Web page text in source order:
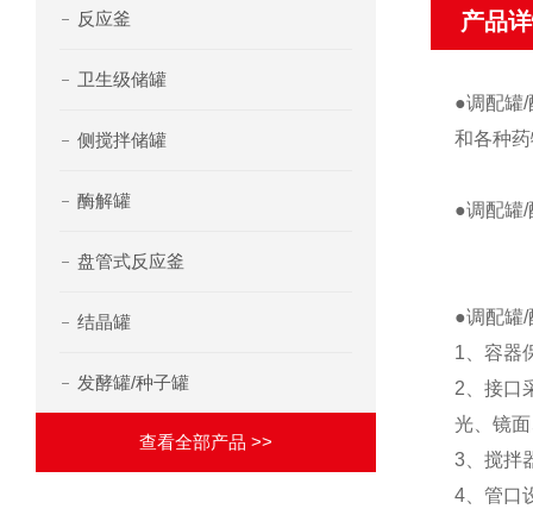
反应釜
卫生级储罐
侧搅拌储罐
酶解罐
盘管式反应釜
结晶罐
发酵罐/种子罐
查看全部产品 >>
产品
●调配罐
和各种
●调配罐/
●调配罐
1、容器
2、接口
光、镜
3、搅拌
4、管口